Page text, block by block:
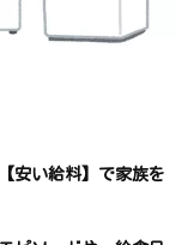
安い給料】で家族を